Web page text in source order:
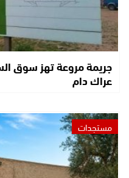
جريمة مروعة تهز سوق
عراك دام
مستجدات